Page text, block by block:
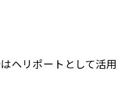
ヘリポートとして活用